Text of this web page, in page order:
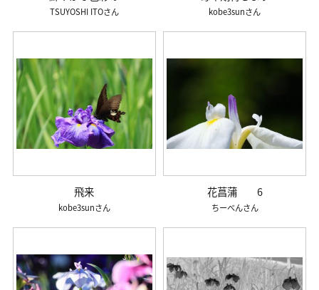
TSUYOSHI ITO kobe3sun
飛来
kobe3sun
花菖蒲 6
ちーべん